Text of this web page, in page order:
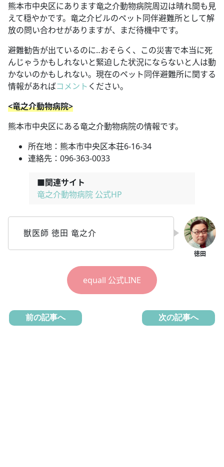
熊本市中央区にあります竜之介動物病院周辺は晴れ間も見
えて穏やかです。竜之介ビルのペット同伴避難所として解
放の問い合わせがありますが、まだ待機中です。
避難勧告が出ているのに‥おそらく、この災害で本当に死
んじゃうかもしれないと緊迫した状況にならないと人は動
かないのかもしれない。現在のペット同伴避難所に関する
情報があればコメント ください。
<竜之介動物病院>
熊本市中央区にある竜之介動物病院の情報です。
所在地：熊本市中央区本荘6-16-34
連絡先：096-363-0033
■関連サイト
竜之介動物病院 公式HP
獣医師 徳田 竜之介
equall 公式LINE
前の記事へ 次の記事へ